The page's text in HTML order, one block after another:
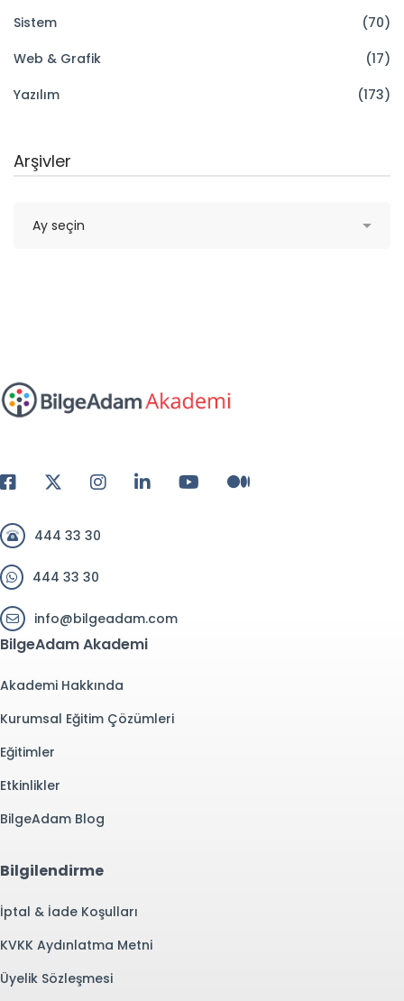
Sistem
(70)
Web & Grafik
(17)
Yazılım
(173)
Arşivler
444 33 30
444 33 30
info@bilgeadam.com
BilgeAdam Akademi
Akademi Hakkında
Kurumsal Eğitim Çözümleri
Eğitimler
Etkinlikler
BilgeAdam Blog
Bilgilendirme
İptal & İade Koşulları
KVKK Aydınlatma Metni
Üyelik Sözleşmesi